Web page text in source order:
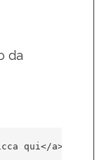
da
qui</a>